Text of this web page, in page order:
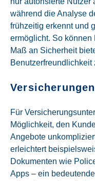
während die Analyse
frühzeitig erkennt und
ermöglicht. So
Maß an Sicherheit
Benutzerfreundlichkeit
Versicherungen
Für
Möglichkeit, den
Angebote
erleichtert
Dokumenten wie
Apps – ein